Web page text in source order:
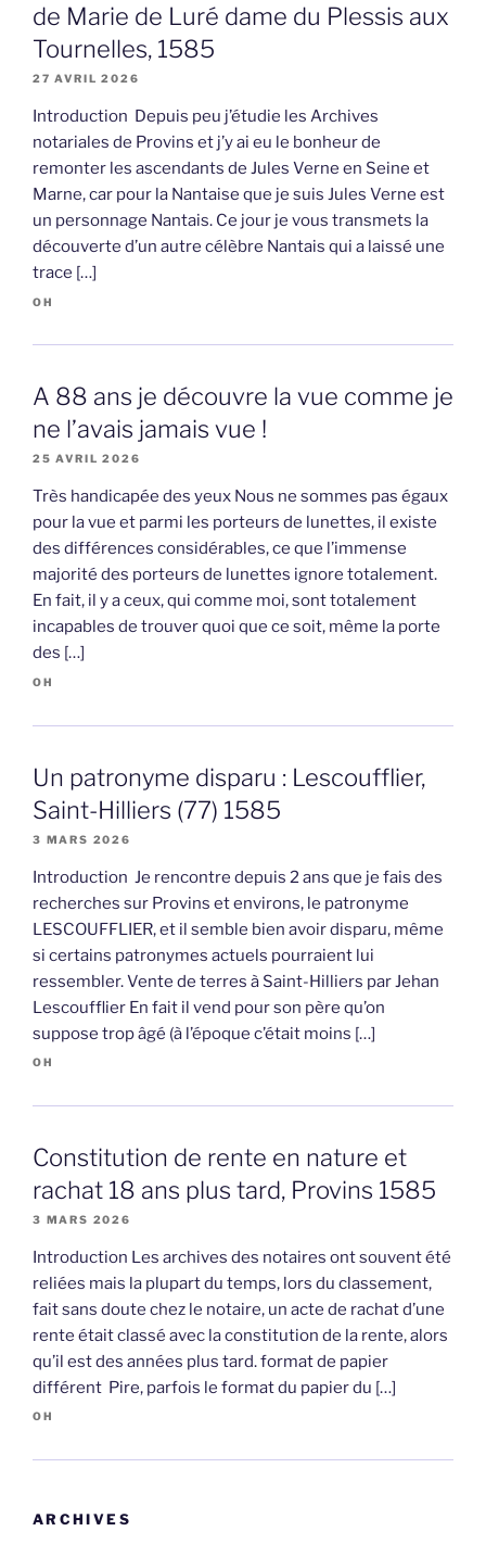
de Marie de Luré dame du Plessis aux
Tournelles, 1585
27 AVRIL 2026
Introduction Depuis peu j’étudie les Archives
notariales de Provins et j’y ai eu le bonheur de
remonter les ascendants de Jules Verne en Seine et
Marne, car pour la Nantaise que je suis Jules Verne est
un personnage Nantais. Ce jour je vous transmets la
découverte d’un autre célèbre Nantais qui a laissé une
trace […]
OH
A 88 ans je découvre la vue comme je
ne l’avais jamais vue !
25 AVRIL 2026
Très handicapée des yeux Nous ne sommes pas égaux
pour la vue et parmi les porteurs de lunettes, il existe
des différences considérables, ce que l’immense
majorité des porteurs de lunettes ignore totalement.
En fait, il y a ceux, qui comme moi, sont totalement
incapables de trouver quoi que ce soit, même la porte
des […]
OH
Un patronyme disparu : Lescoufflier,
Saint-Hilliers (77) 1585
3 MARS 2026
Introduction Je rencontre depuis 2 ans que je fais des
recherches sur Provins et environs, le patronyme
LESCOUFFLIER, et il semble bien avoir disparu, même
si certains patronymes actuels pourraient lui
ressembler. Vente de terres à Saint-Hilliers par Jehan
Lescoufflier En fait il vend pour son père qu’on
suppose trop âgé (à l’époque c’était moins […]
OH
Constitution de rente en nature et
rachat 18 ans plus tard, Provins 1585
3 MARS 2026
Introduction Les archives des notaires ont souvent été
reliées mais la plupart du temps, lors du classement,
fait sans doute chez le notaire, un acte de rachat d’une
rente était classé avec la constitution de la rente, alors
qu’il est des années plus tard. format de papier
différent Pire, parfois le format du papier du […]
OH
ARCHIVES